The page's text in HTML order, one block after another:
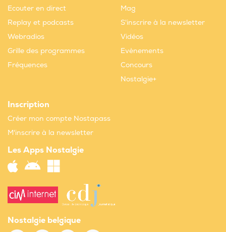
Ecouter en direct
Replay et podcasts
Webradios
Grille des programmes
Fréquences
Mag
S'inscrire à la newsletter
Vidéos
Evènements
Concours
Nostalgie+
Inscription
Créer mon compte Nostapass
M'inscrire à la newsletter
Les Apps Nostalgie
Nostalgie belgique